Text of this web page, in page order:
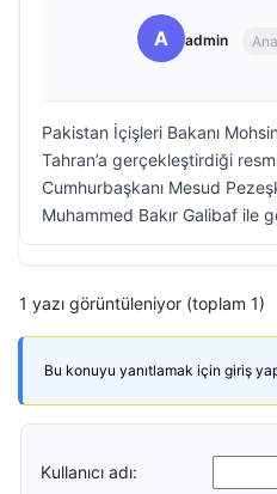
A admin
Pakistan İçişleri Bakanı
Tahran’a gerçekleştirdiği
Cumhurbaşkanı Mesud
Muhammed Bakır Galibaf ile
1 yazı görüntüleniyor (toplam 1)
Bu konuyu yanıtlamak için giriş
Kullanıcı adı: